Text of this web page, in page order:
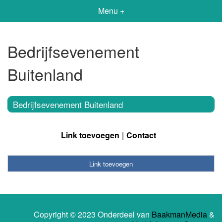
Menu +
Bedrijfsevenement
Buitenland
Bedrijfsevenement Buitenland
Link toevoegen Contact
Link toevoegen
Copyright © 2023 Onderdeel van BaakmanMedia&